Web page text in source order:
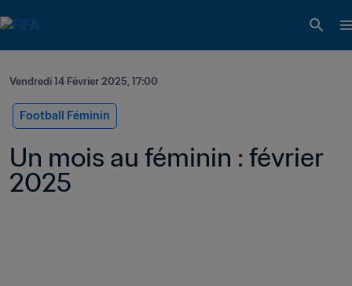
Vendredi 14 Février 2025, 17:00
Football Féminin
Un mois au féminin : février
2025